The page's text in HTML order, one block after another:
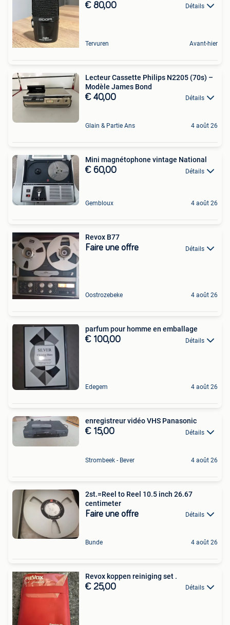
€ 80,00 Détails
Tervuren Avant-hier
Lecteur Cassette Philips N2205 (70s) –
Modèle James Bond⁠
€ 40,00 Détails
Glain & Partie Ans 4 août 26
Mini magnétophone vintage National
€ 60,00 Détails
Gembloux 4 août 26
Revox B77
Faire une offre Détails
Oostrozebeke 4 août 26
parfum pour homme en emballage
€ 100,00 Détails
Edegem 4 août 26
enregistreur vidéo VHS Panasonic
€ 15,00 Détails
Strombeek - Bever 4 août 26
2st.=Reel to Reel 10.5 inch 26.67
centimeter
Faire une offre Détails
Bunde 4 août 26
Revox koppen reiniging set .
€ 25,00 Détails